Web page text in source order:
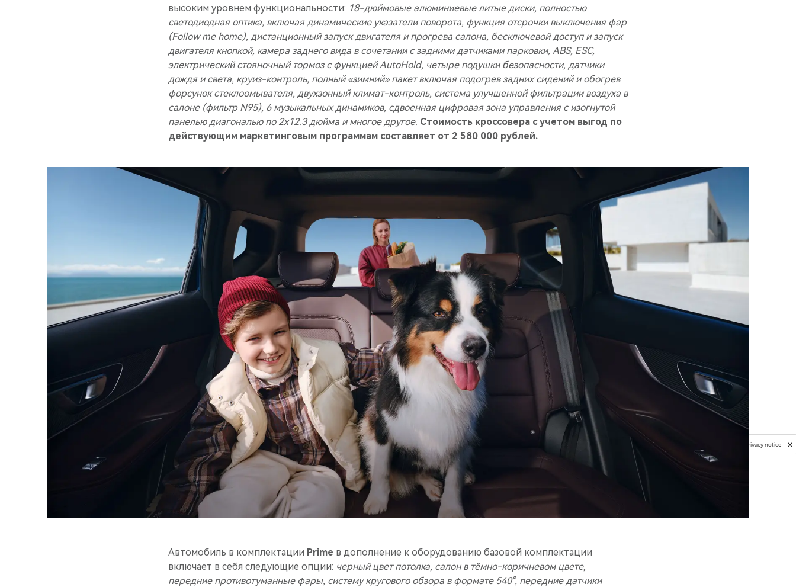
высоким уровнем функциональности: 18-дюймовые алюминиевые литые диски, полностью
светодиодная оптика, включая динамические указатели поворота, функция отсрочки выключения фар
(Follow me home), дистанционный запуск двигателя и прогрева салона, бесключевой доступ и запуск
двигателя кнопкой, камера заднего вида в сочетании с задними датчиками парковки, ABS, ESC,
электрический стояночный тормоз с функцией AutoHold, четыре подушки безопасности, датчики
дождя и света, круиз-контроль, полный «зимний» пакет включая подогрев задних сидений и обогрев
форсунок стеклоомывателя, двухзонный климат-контроль, система улучшенной фильтрации воздуха в
салоне (фильтр N95), 6 музыкальных динамиков, сдвоенная цифровая зона управления с изогнутой
панелью диагональю по 2x12.3 дюйма и многое другое. Стоимость кроссовера с учетом выгод по
действующим маркетинговым программам составляет от 2 580 000 рублей.
Автомобиль в комплектации Prime в дополнение к оборудованию базовой комплектации
включает в себя следующие опции: черный цвет потолка, салон в тёмно-коричневом цвете,
передние противотуманные фары, систему кругового обзора в формате 540°, передние датчики
Privacy notice